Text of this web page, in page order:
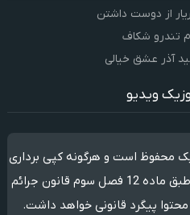
از دوست داشتن
تندرو شکاف
آذر عشق خیالی
ویدیو
محفوظ است و هرگونه کپی برداری
بدون ذکر منبع ممنوع می باشد. طبق ماده 12 فصل سوم قانون جرائم
محتوا پیگرد قانونی خواهد داشت.